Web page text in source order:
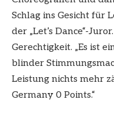
Schlag ins Gesicht für
der „Let’s Dance“-
Gerechtigkeit. „Es ist
blinder
Leistung nichts mehr
Germany 0 Points.“